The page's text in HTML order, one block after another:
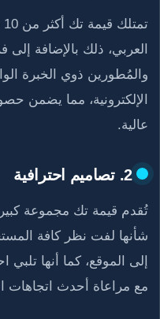
العربي، ذلك بالإضافة
والمُطورين ذوي الخبرة
الإلكترونية، مما يضمن
عالية.
2. تصاميم احترافية
تُقدم قيمة تك مجموعة
شأنها لفت نظر كافة
إلى الموقع، كما أنها تلبي
مع مراعاة أحدث اتجاهات